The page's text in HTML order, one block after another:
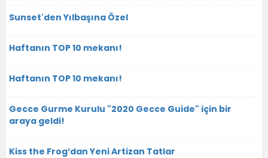
Sunset'den Yılbaşına Özel
Haftanın TOP 10 mekanı!
Haftanın TOP 10 mekanı!
Gecce Gurme Kurulu "2020 Gecce Guide" için bir
araya geldi!
Kiss the Frog’dan Yeni Artizan Tatlar